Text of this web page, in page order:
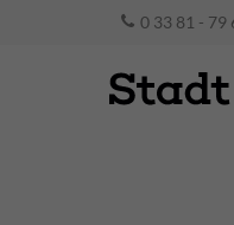
0 33 81 - 79